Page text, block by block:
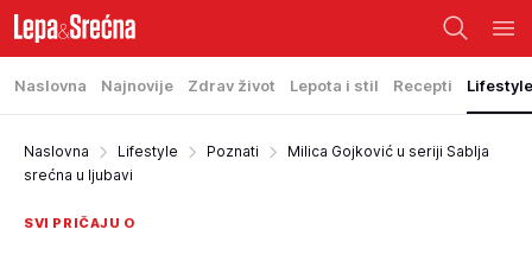
Naslovna Najnovije Zdrav život Lepota i stil Recepti Lifestyle
Naslovna Lifestyle Poznati
Milica Gojković u seriji Sablja
srećna u ljubavi
SVI PRIČAJU O